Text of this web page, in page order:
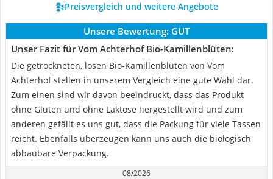
Preisvergleich und weitere Angebote
Unsere Bewertung: GUT
Unser Fazit für Vom Achterhof Bio-Kamillenblüten:
Die getrockneten, losen Bio-Kamillenblüten von Vom
Achterhof stellen in unserem Vergleich eine gute Wahl dar.
Zum einen sind wir davon beeindruckt, dass das Produkt
ohne Gluten und ohne Laktose hergestellt wird und zum
anderen gefällt es uns gut, dass die Packung für viele Tassen
reicht. Ebenfalls überzeugen kann uns auch die biologisch
abbaubare Verpackung.
08/2026